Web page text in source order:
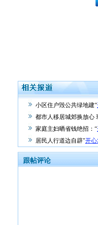
小区住户毁公共绿地建“
都市人移居城郊换放心
家庭主妇晒省钱绝招：“
居民人行道边自辟"开
跟帖评论